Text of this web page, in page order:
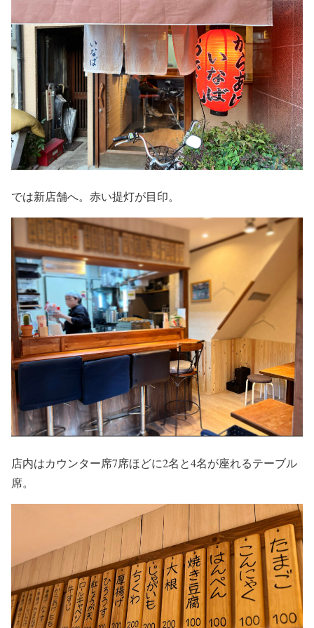
では新店舗へ。赤い提灯が目印。
店内はカウンター席7席ほどに2名と4名が座れるテーブル
席。